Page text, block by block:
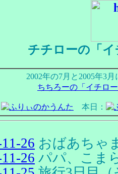
チチローの「
2002年の7月と2005年3
ちちろーの「イチロ
本日：
26 おばあちゃ
26 パパ、こま